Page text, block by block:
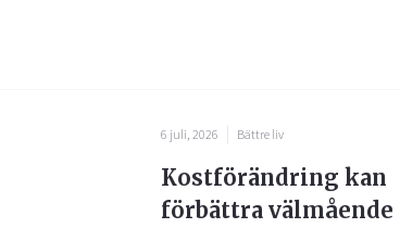
6 juli, 2026 Bättre liv
Kostförändring kan
förbättra välmående